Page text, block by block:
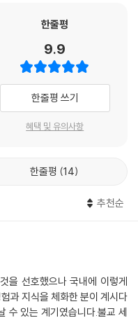
로 양립할 수 없는 성질을
으로 ‘삶-죽음’의 짝과도 같고
없다. --- p.69
기술자가 기기의 작동원리를
사물을 모두 기호나 문자로
한다면 선종에서 “불립문자
를 어느 정도까지는 짐작할
진리를 찾는 데 있어서 종교와
이렇다. 인간이 모순 없는
들이 모호한 데가 없이 잘 정
람이 이런 지식체계와 언어를
.
자의 성질도 지닌다는 사실을
학의 세계가 열렸기 때문이다.
지만 파동은 독립된 개체가
, 물과 물결의 관계를 떠올리
물결이 파동이다. 그런데 빛
로 양자역학이다.
서 일어나는 현상을 연구하는
어려운 물리 세계 중 하나이
음이 서로 얽혀 있는 미지의 세
(空)사상’과 많은 점이 유사
이고 끊임없이 변하며, 실체
르침이다. 이러한 ‘만물의 실
한다. 최첨단 물리학 이론이
한 사유를 공유하고 있다는
한줄평
9.9
한줄평 쓰기
혜택 및 유의사항
한줄평 14
추천순
을 선호했으나 국내에 이렇게
과 지식을 체화한 분이 계시다
수 있는 계기였습니다.불교 세